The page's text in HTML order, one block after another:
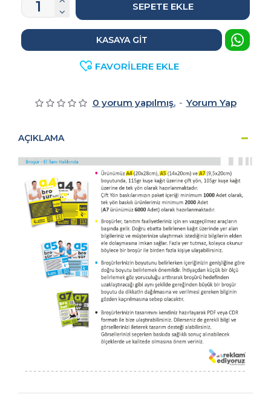
0 yorum yapılmış. - Yorum Yap
SEPETE EKLE
KASAYA GIT
FAVORILERE EKLE
AÇIKLAMA